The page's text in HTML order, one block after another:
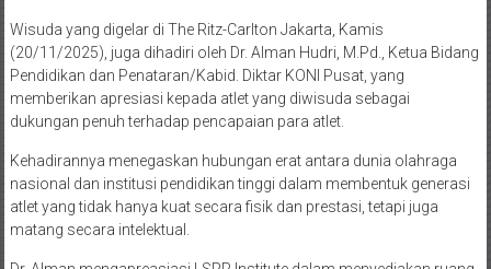
Wisuda yang digelar di The Ritz-Carlton Jakarta, Kamis
(20/11/2025), juga dihadiri oleh Dr. Alman Hudri, M.Pd., Ketua Bidang
Pendidikan dan Penataran/Kabid. Diktar KONI Pusat, yang
memberikan apresiasi kepada atlet yang diwisuda sebagai
dukungan penuh terhadap pencapaian para atlet.
Kehadirannya menegaskan hubungan erat antara dunia olahraga
nasional dan institusi pendidikan tinggi dalam membentuk generasi
atlet yang tidak hanya kuat secara fisik dan prestasi, tetapi juga
matang secara intelektual.